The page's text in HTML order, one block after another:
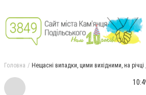
Головна Нещасні випадки, цими вихідними, на річці